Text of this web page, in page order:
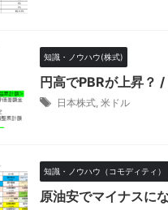
知識・ノウハウ(株式)
円高でPBRが上昇？
日本株式, 米ドル
知識・ノウハウ（コモディティ）
原油安でマイナスに